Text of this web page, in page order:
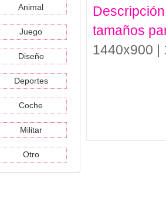
Animal
Juego
Diseño
Deportes
Coche
Militar
Otro
Descripción
tamaños
1440x900 |